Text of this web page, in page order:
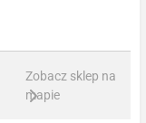
Zobacz sklep na
mapie